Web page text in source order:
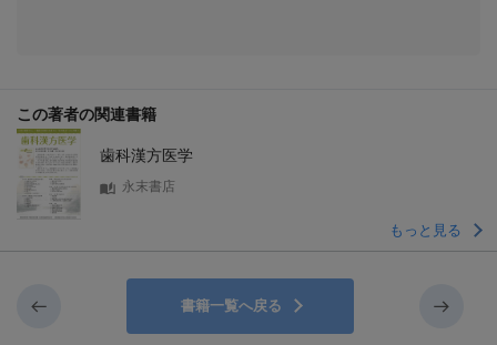
この著者の関連書籍
歯科漢方医学
永末書店
もっと見る
書籍一覧へ戻る